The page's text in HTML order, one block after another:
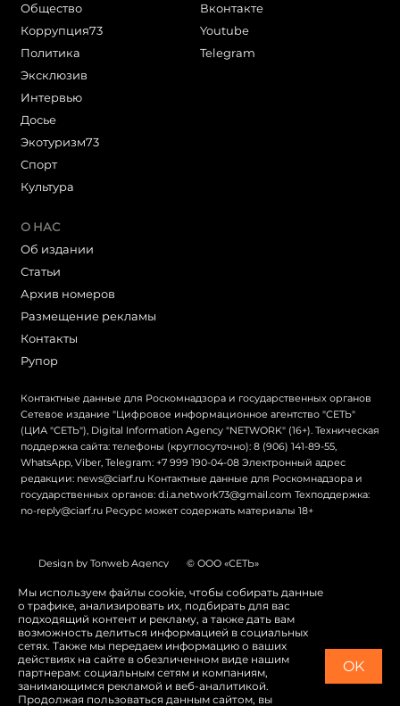
Общество
Коррупция73
Политика
Эксклюзив
Интервью
Досье
Экотуризм73
Cпорт
Культура
Вконтакте
Youtube
Telegram
О НАС
Об издании
Статьи
Архив номеров
Размещение рекламы
Контакты
Рупор
Контактные данные для Роскомнадзора и государственных органов
Сетевое издание "Цифровое информационное агентство "СЕТЬ"
(ЦИА "СЕТЬ"), Digital Information Agency "NETWORK" (16+). Техническая
поддержка сайта: телефоны (круглосуточно): 8 (906) 141-89-55,
WhatsApp, Viber, Telegram: +7 999 190-04-08 Электронный адрес
редакции: news@ciarf.ru Контактные данные для Роскомнадзора и
государственных органов: d.i.a.network73@gmail.com Техподдержка:
no-reply@ciarf.ru Ресурс может содержать материалы 18+
Design by Tonweb Agency © ООО «СЕТЬ»
Политика конфиденциальности Карта сайта
Switch to English
Мы используем файлы cookie, чтобы собирать данные
о трафике, анализировать их, подбирать для вас
подходящий контент и рекламу, а также дать вам
возможность делиться информацией в социальных
сетях. Также мы передаем информацию о ваших
действиях на сайте в обезличенном виде нашим
партнерам: социальным сетям и компаниям,
занимающимся рекламой и веб-аналитикой.
Продолжая пользоваться данным сайтом, вы
OK